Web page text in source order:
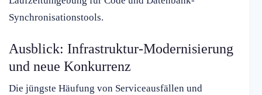
Synchronisationstools.
Ausblick: Infrastruktur-Modernisierung
und neue Konkurrenz
Die jüngste Häufung von Serviceausfällen und